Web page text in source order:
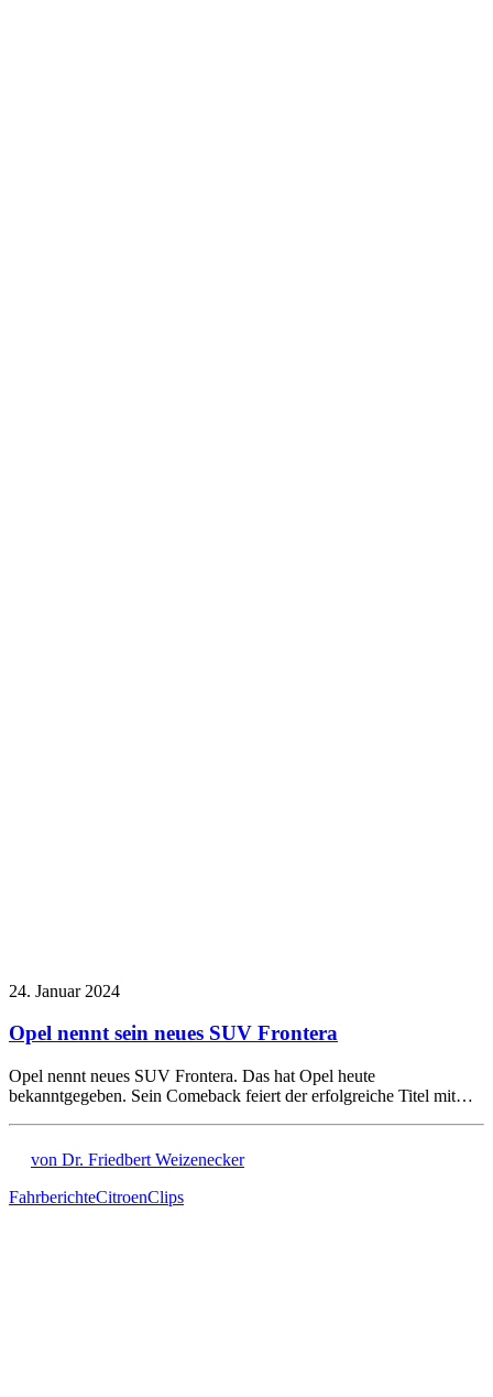
24. Januar 2024
Opel nennt sein neues SUV Frontera
Opel nennt neues SUV Frontera. Das hat Opel heute
bekanntgegeben. Sein Comeback feiert der erfolgreiche Titel mit…
von Dr. Friedbert Weizenecker
FahrberichteCitroenClips